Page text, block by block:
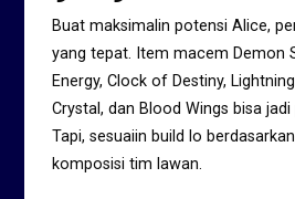
Buat maksimalin potensi Alice,
yang tepat. Item macem Demon
Energy, Clock of Destiny,
Crystal, dan Blood Wings bisa
Tapi, sesuaiin build lo
komposisi tim lawan.